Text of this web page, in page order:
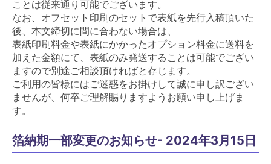
ことは従来通り可能でございます。
なお、オフセット印刷のセットで表紙を先行入稿頂いた
後、本文締切に間に合わない場合は、
表紙印刷料金や表紙にかかったオプション料金に送料を
加えた金額にて、表紙のみ発送することは可能でござい
ますので別途ご相談頂ければと存じます。
ご利用の皆様にはご迷惑をお掛けして誠に申し訳ござい
ませんが、何卒ご理解賜りますようお願い申し上げま
す。
箔納期一部変更のお知らせ- 2024年3月15日